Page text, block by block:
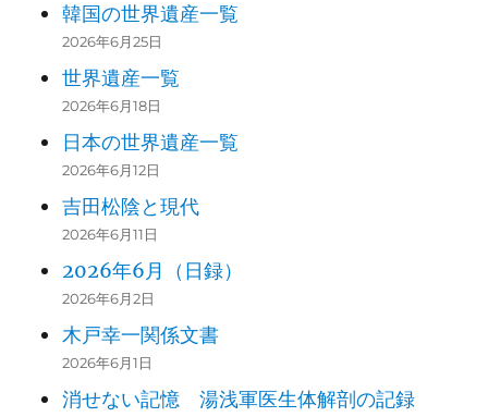
韓国の世界遺産一覧
2026年6月25日
世界遺産一覧
2026年6月18日
日本の世界遺産一覧
2026年6月12日
吉田松陰と現代
2026年6月11日
2026年6月（日録）
2026年6月2日
木戸幸一関係文書
2026年6月1日
消せない記憶 湯浅軍医生体解剖の記録